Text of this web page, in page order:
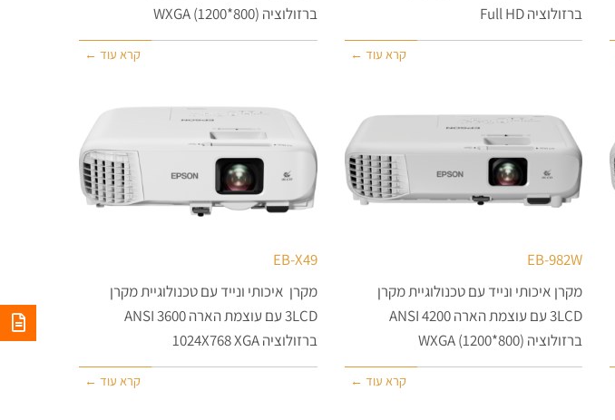
ברזולוציה Full HD
קרא עוד ←
ברזולוציה (800*1200) WXGA
קרא עוד ←
EB-982W
מקרן איכותי ונייד עם טכנולוגיית מקרן
3LCD עם עוצמת הארה 4200 ANSI
ברזולוציה (800*1200) WXGA
קרא עוד ←
EB-X49
מקרן איכותי ונייד עם טכנולוגיית מקרן
3LCD עם עוצמת הארה 3600 ANSI
ברזולוציה 1024X768 XGA
קרא עוד ←